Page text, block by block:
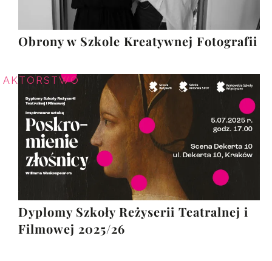
Obrony w Szkole Kreatywnej Fotografii
AKTORSTWO
Dyplomy Szkoły Reżyserii Teatralnej i
Filmowej 2025/26